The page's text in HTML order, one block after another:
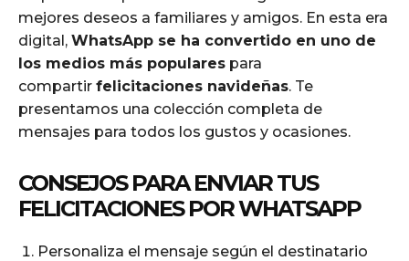
mejores deseos a familiares y amigos. En esta era
digital, WhatsApp se ha convertido en uno de
los medios más populares para
compartir felicitaciones navideñas. Te
presentamos una colección completa de
mensajes para todos los gustos y ocasiones.
CONSEJOS PARA ENVIAR TUS
FELICITACIONES POR WHATSAPP
Personaliza el mensaje según el destinatario